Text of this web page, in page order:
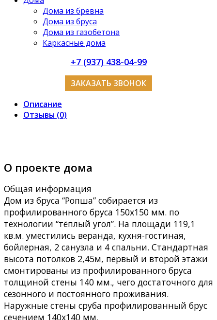
Дома из бревна
Дома из бруса
Дома из газобетона
Каркасные дома
+7 (937) 438-04-99
ЗАКАЗАТЬ ЗВОНОК
Описание
Отзывы (0)
О проекте дома
Общая информация
Дом из бруса “Ропша” собирается из
профилированного бруса 150х150 мм. по
технологии “тёплый угол”. На площади 119,1
кв.м. уместились веранда, кухня-гостиная,
бойлерная, 2 санузла и 4 спальни. Стандартная
высота потолков 2,45м, первый и второй этажи
смонтированы из профилированного бруса
толщиной стены 140 мм., чего достаточного для
сезонного и постоянного проживания.
Наружные стены сруба профилированный брус
сечением 140х140 мм.